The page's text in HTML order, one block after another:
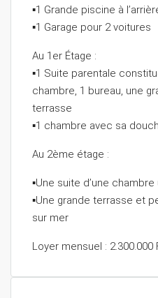
▪️1 Grande piscine à
▪️1 Garage pour 2 voitures
Au 1er Étage :
▪️1 Suite parentale
chambre, 1 bureau, une
terrasse
▪️1 chambre avec sa
Au 2ème étage :
▪️Une suite d’une
▪️Une grande terrasse et
sur mer
Loyer mensuel : 2.300.000